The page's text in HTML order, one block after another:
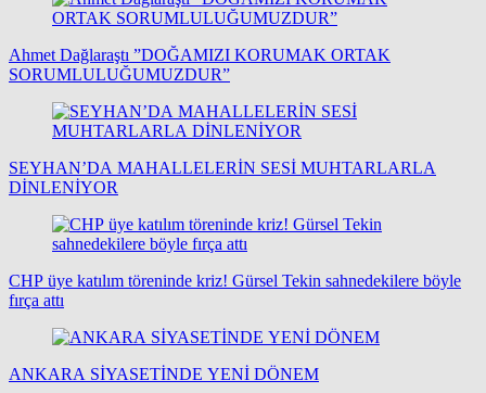
Ahmet Dağlaraştı ”DOĞAMIZI KORUMAK ORTAK
SORUMLULUĞUMUZDUR”
SEYHAN’DA MAHALLELERİN SESİ MUHTARLARLA
DİNLENİYOR
CHP üye katılım töreninde kriz! Gürsel Tekin sahnedekilere böyle
fırça attı
ANKARA SİYASETİNDE YENİ DÖNEM